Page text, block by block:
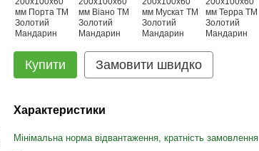
Купити Замовити швидко
Характеристики
Мінімальна норма відвантаження, кратність замовлення